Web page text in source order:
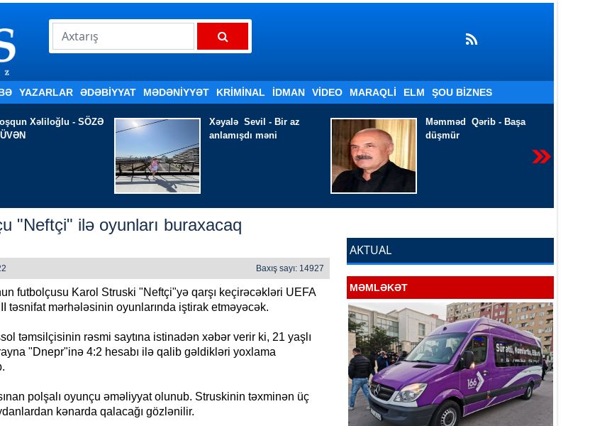
YAZARLAR ƏDƏBIYYAT MƏDƏNİYYƏT KRİMİNAL İDMAN VIDEO MARAQLI ELM ŞOU BIZNES
Sevil - Bir az
məni
Məmməd Qərib - Başa
düşmür
Xanım İsmayılqızı - Həyatı
harasa aparır qatar
"Neftçi" ilə oyunları buraxacaq
Baxış sayı: 14927
futbolçusu Karol Struski "Neftçi"yə qarşı keçirəcəkləri UEFA
II təsnifat mərhələsinin oyunlarında iştirak etməyəcək.
təmsilçisinin rəsmi saytına istinadən xəbər verir ki, 21 yaşlı
"Dnepr"inə 4:2 hesabı ilə qalib gəldikləri yoxlama
polşalı oyunçu əməliyyat olunub. Struskinin təxminən üç
kənarda qalacağı gözlənilir.
AKTUAL
MƏMLƏKƏT